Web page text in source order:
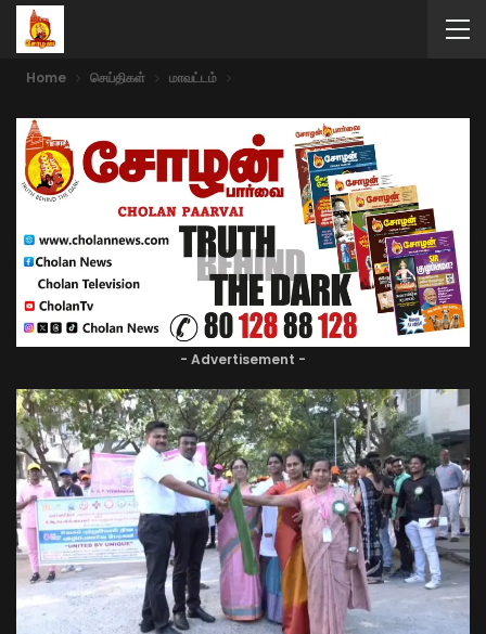
Home செய்திகள் மாவட்டம்
- Advertisement -